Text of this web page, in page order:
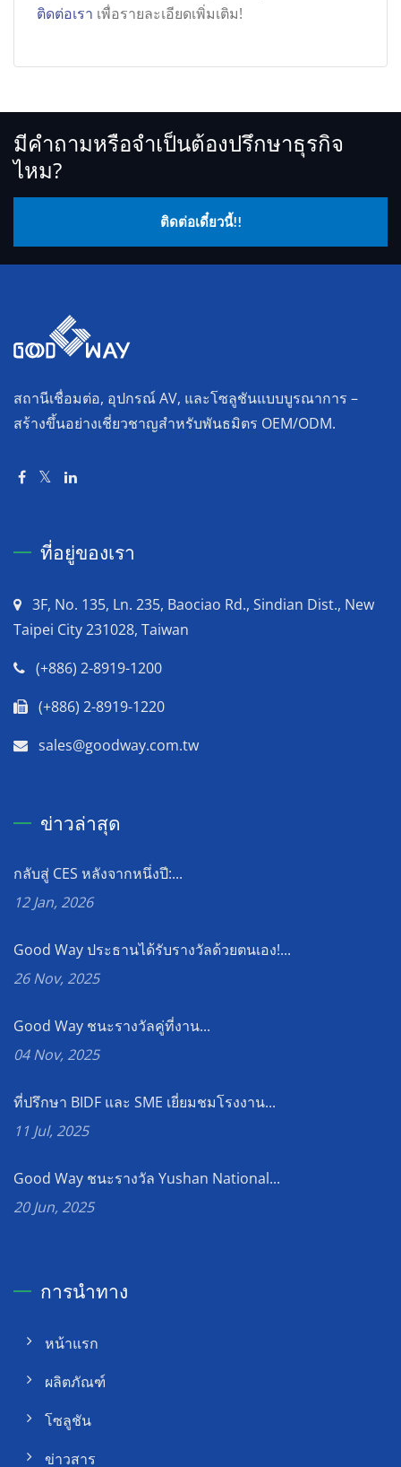
ติดต่อเรา เพื่อรายละเอียดเพิ่มเติม!
มีคำถามหรือจำเป็นต้องปรึกษาธุรกิจ
ไหม?
ติดต่อเดี๋ยวนี้!!
สถานีเชื่อมต่อ, อุปกรณ์ AV, และโซลูชันแบบบูรณาการ –
สร้างขึ้นอย่างเชี่ยวชาญสำหรับพันธมิตร OEM/ODM.
ที่อยู่ของเรา
3F, No. 135, Ln. 235, Baociao Rd., Sindian Dist., New
Taipei City 231028, Taiwan
(+886) 2-8919-1200
(+886) 2-8919-1220
sales@goodway.com.tw
ข่าวล่าสุด
กลับสู่ CES หลังจากหนึ่งปี:...
12 Jan, 2026
Good Way ประธานได้รับรางวัลด้วยตนเอง!...
26 Nov, 2025
Good Way ชนะรางวัลคู่ที่งาน...
04 Nov, 2025
ที่ปรึกษา BIDF และ SME เยี่ยมชมโรงงาน...
11 Jul, 2025
Good Way ชนะรางวัล Yushan National...
20 Jun, 2025
การนำทาง
หน้าแรก
ผลิตภัณฑ์
โซลูชัน
ข่าวสาร